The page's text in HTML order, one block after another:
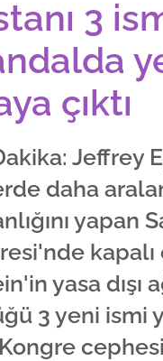
3
çıktı
Jeffrey
daha
yapan
yasa dışı
3 yeni ismi
Kongre